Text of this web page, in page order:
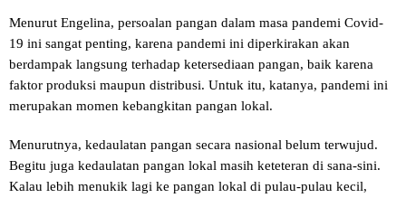
Menurut Engelina, persoalan pangan dalam masa pandemi Covid-
19 ini sangat penting, karena pandemi ini diperkirakan akan
berdampak langsung terhadap ketersediaan pangan, baik karena
faktor produksi maupun distribusi. Untuk itu, katanya, pandemi ini
merupakan momen kebangkitan pangan lokal.
Menurutnya, kedaulatan pangan secara nasional belum terwujud.
Begitu juga kedaulatan pangan lokal masih keteteran di sana-sini.
Kalau lebih menukik lagi ke pangan lokal di pulau-pulau kecil,